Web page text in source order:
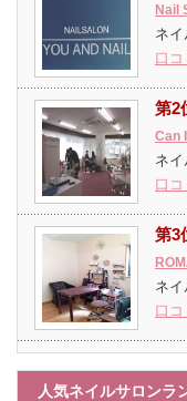
Nail
ネ
口
第2
Can
ネ
口
第3
ネ
口
人気ネイルサロンラ